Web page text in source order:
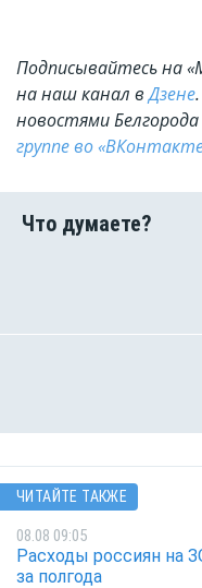
Подписывайтесь на
на наш канал вДзене
новостями
группе во
ЧИТАЙТЕ ТАКЖЕ
08.08 09:05
Расходы россиян на
за полгода